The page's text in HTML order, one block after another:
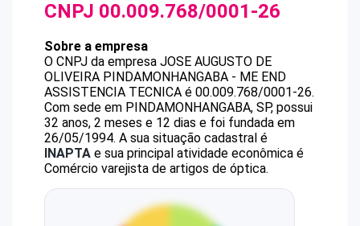
CNPJ 00.009.768/0001-26
Sobre a empresa
O CNPJ da empresa JOSE AUGUSTO DE
OLIVEIRA PINDAMONHANGABA - ME END
ASSISTENCIA TECNICA é 00.009.768/0001-26.
Com sede em PINDAMONHANGABA, SP, possui
32 anos, 2 meses e 12 dias e foi fundada em
26/05/1994. A sua situação cadastral é
INAPTA e sua principal atividade econômica é
Comércio varejista de artigos de óptica.